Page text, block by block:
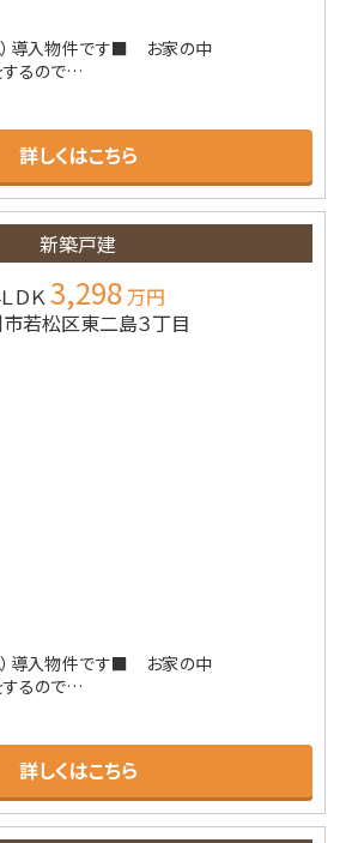
導入物件です■ お家の中
するので…
詳しくはこちら
新築戸建
ＤＫ3,298万円
若松区東二島３丁目
導入物件です■ お家の中
するので…
詳しくはこちら